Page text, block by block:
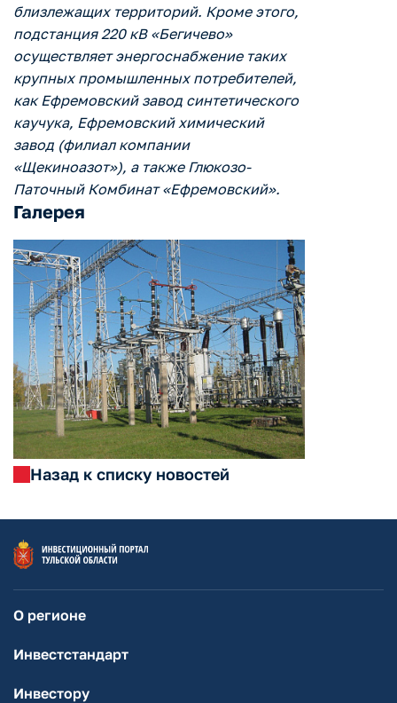
близлежащих территорий. Кроме этого,
подстанция 220 кВ «Бегичево»
осуществляет энергоснабжение таких
крупных промышленных потребителей,
как Ефремовский завод синтетического
каучука, Ефремовский химический
завод (филиал компании
«Щекиноазот»), а также Глюкозо-
Паточный Комбинат «Ефремовский».
Галерея
Назад к списку новостей
О регионе
Инвестстандарт
Инвестору